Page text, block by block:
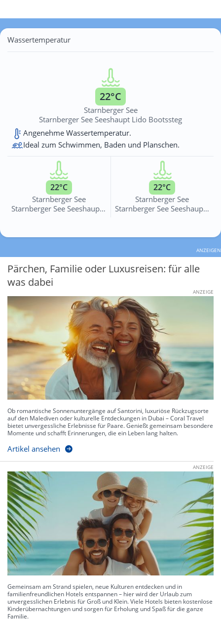
Wassertemperatur
22°C
Starnberger See
Starnberger See Seeshaupt Lido Bootssteg
Angenehme Wassertemperatur.
Ideal zum Schwimmen, Baden und Planschen.
22°C
Starnberger See
Starnberger See Seeshaupt Gdl Badeplatz Südufer
22°C
Starnberger See
Starnberger See Seeshaupt Badeplatz Lidl Steg
ANZEIGEN
Pärchen, Familie oder Luxusreisen: für alle
was dabei
ANZEIGE
Ob romantische Sonnenuntergänge auf Santorini, luxuriöse Rückzugsorte
auf den Malediven oder kulturelle Entdeckungen in Dubai – Coral Travel
bietet unvergessliche Erlebnisse für Paare. Genießt gemeinsam besondere
Momente und schafft Erinnerungen, die ein Leben lang halten.
Artikel ansehen
ANZEIGE
Gemeinsam am Strand spielen, neue Kulturen entdecken und in
familienfreundlichen Hotels entspannen – hier wird der Urlaub zum
unvergesslichen Erlebnis für Groß und Klein. Viele Hotels bieten kostenlose
Kinderübernachtungen und sorgen für Erholung und Spaß für die ganze
Familie.